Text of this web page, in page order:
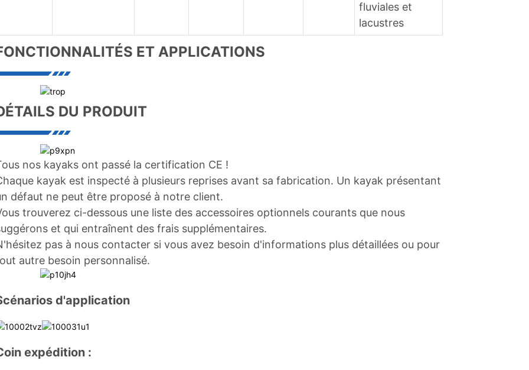
fluviales et
lacustres
ET APPLICATIONS
DU PRODUIT
nos kayaks ont passé la certification CE !
kayak est inspecté à plusieurs reprises avant sa fabrication. Un kayak présentant
défaut ne peut être proposé à notre client.
trouverez ci-dessous une liste des accessoires optionnels courants que nous
et qui entraînent des frais supplémentaires.
pas à nous contacter si vous avez besoin d'informations plus détaillées ou pour
autre besoin personnalisé.
d'application
expédition :